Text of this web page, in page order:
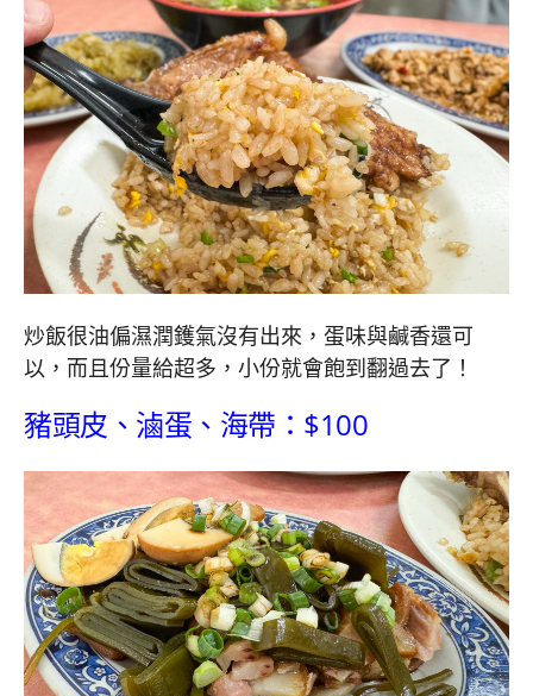
炒飯很油偏濕潤鑊氣沒有出來，蛋味與鹹香還可
以，而且份量給超多，小份就會飽到翻過去了！
豬頭皮、滷蛋、海帶：$100